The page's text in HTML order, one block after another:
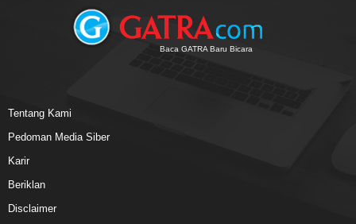
Baca GATRA Baru Bicara
Tentang Kami
Pedoman Media Siber
Karir
Beriklan
Disclaimer